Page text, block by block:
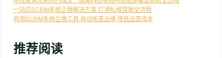
一站式SCRM系统企微解决方案 打通私域营销全流程
商用SCRM系统企微工具 自动拓客运维 降低运营成本
推荐阅读